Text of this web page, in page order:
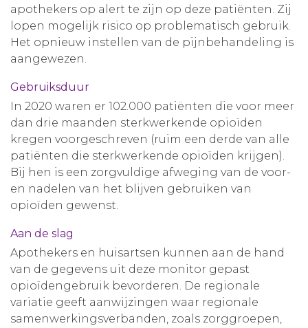
apothekers op alert te zijn op deze patiënten. Zij
lopen mogelijk risico op problematisch gebruik.
Het opnieuw instellen van de pijnbehandeling is
aangewezen.
Gebruiksduur
In 2020 waren er 102.000 patiënten die voor meer
dan drie maanden sterkwerkende opioïden
kregen voorgeschreven (ruim een derde van alle
patiënten die sterkwerkende opioïden krijgen).
Bij hen is een zorgvuldige afweging van de voor-
en nadelen van het blijven gebruiken van
opioïden gewenst.
Aan de slag
Apothekers en huisartsen kunnen aan de hand
van de gegevens uit deze monitor gepast
opioïdengebruik bevorderen. De regionale
variatie geeft aanwijzingen waar regionale
samenwerkingsverbanden, zoals zorggroepen,